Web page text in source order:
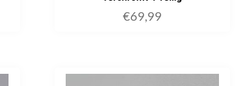
€69,99
ADD TO CART